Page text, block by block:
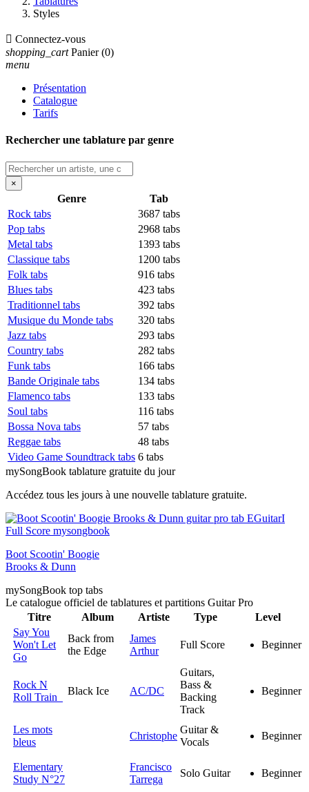
Styles
 Connectez-vous
shopping_cart Panier (0)
menu
Présentation
Catalogue
Tarifs
Rechercher une tablature par genre
×
Genre
Tab
Rock tabs
3687 tabs
Pop tabs
2968 tabs
Metal tabs
1393 tabs
Classique tabs
1200 tabs
Folk tabs
916 tabs
Blues tabs
423 tabs
Traditionnel tabs
392 tabs
Musique du Monde tabs
320 tabs
Jazz tabs
293 tabs
Country tabs
282 tabs
Funk tabs
166 tabs
Bande Originale tabs
134 tabs
Flamenco tabs
133 tabs
Soul tabs
116 tabs
Bossa Nova tabs
57 tabs
Reggae tabs
48 tabs
Video Game Soundtrack tabs 6 tabs
mySongBook tablature gratuite du jour
Accédez tous les jours à une nouvelle tablature gratuite.
Boot Scootin' Boogie
Brooks & Dunn
mySongBook top tabs
Le catalogue officiel de tablatures et partitions Guitar Pro
Titre
Album Artiste Type
Level
Say You
Won't Let
Go
Back from
the Edge
James
Arthur
Full Score Beginner
Rock N
Roll Train
Black Ice AC/DC
Guitars,
Bass &
Backing
Track
Beginner
Les mots
bleus
Christophe
Guitar &
Vocals
Beginner
Elementary
Study N°27
Francisco
Tarrega
Solo Guitar Beginner